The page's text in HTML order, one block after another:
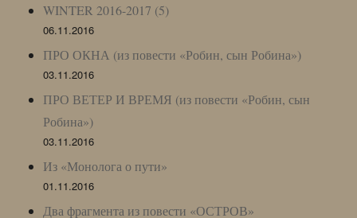
WINTER 2016-2017 (5)
06.11.2016
ПРО ОКНА (из повести «Робин, сын Робина»)
03.11.2016
ПРО ВЕТЕР И ВРЕМЯ (из повести «Робин, сын
Робина»)
03.11.2016
Из «Монолога о пути»
01.11.2016
Два фрагмента из повести «ОСТРОВ»